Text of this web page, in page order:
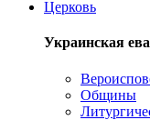
Церковь
Украинская
Общины